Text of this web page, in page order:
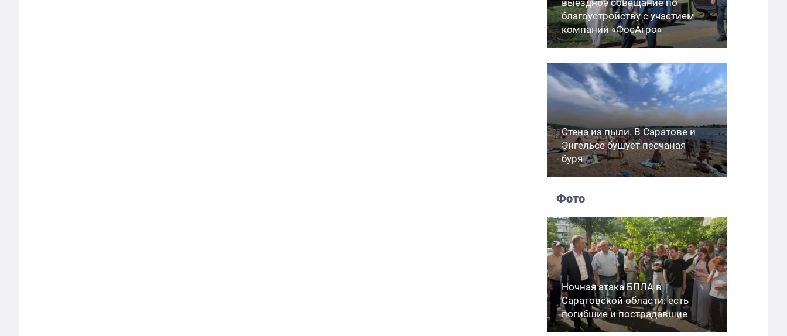
выездное совещание по
благоустройству с участием
компании «ФосАгро»
Стена из пыли. В Саратове и
Энгельсе бушует песчаная
буря
Фото
Ночная атака БПЛА в
Саратовской области: есть
погибшие и пострадавшие